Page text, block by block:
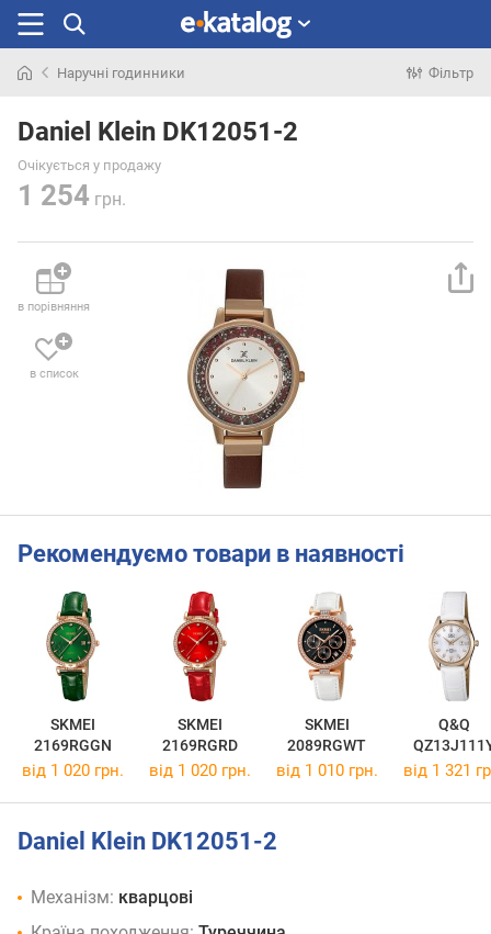
раніше
Наручні годинники Фільтр
Daniel Klein DK12051-2
Очікується у продажу
1 254 грн.
в порівняння
в список
Рекомендуємо товари в наявності
SKMEI
2169RGGN
SKMEI
2169RGRD
SKMEI
2089RGWT
Q&Q
від 1 020 грн. від 1 020 грн. від 1 010 грн. від 1 321
Daniel Klein DK12051-2
Механізм: кварцові